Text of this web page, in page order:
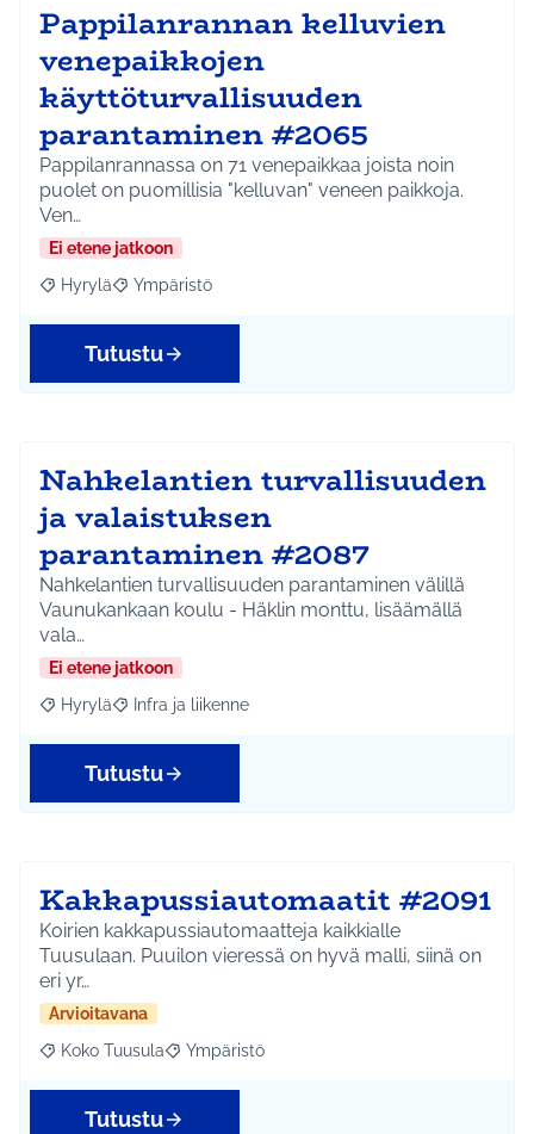
Pappilanrannan kelluvien
venepaikkojen
käyttöturvallisuuden
parantaminen #2065
Pappilanrannassa on 71 venepaikkaa joista noin
puolet on puomillisia "kelluvan" veneen paikkoja.
Ven…
Ei etene jatkoon
Rajaa tulokset aihepiirin mukaan: Hyrylä
Hyrylä Rajaa tulokset teeman mukaan: Ympäristö
Ympäristö
Tutustu
Nahkelantien turvallisuuden
ja valaistuksen
parantaminen #2087
Nahkelantien turvallisuuden parantaminen välillä
Vaunukankaan koulu - Häklin monttu, lisäämällä
vala…
Ei etene jatkoon
Rajaa tulokset aihepiirin mukaan: Hyrylä
Hyrylä Rajaa tulokset teeman mukaan: Infra ja liikenne
Infra ja liikenne
Tutustu
Kakkapussiautomaatit #2091
Koirien kakkapussiautomaatteja kaikkialle
Tuusulaan. Puuilon vieressä on hyvä malli, siinä on
eri yr…
Arvioitavana
Rajaa tulokset aihepiirin mukaan: Koko Tuusula
Koko Tuusula Rajaa tulokset teeman mukaan: Ympäristö
Ympäristö
Tutustu